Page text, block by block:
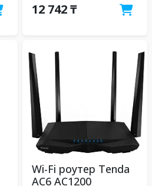
12 742 ₸
Wi-Fi роутер Tenda
AC6 AC1200